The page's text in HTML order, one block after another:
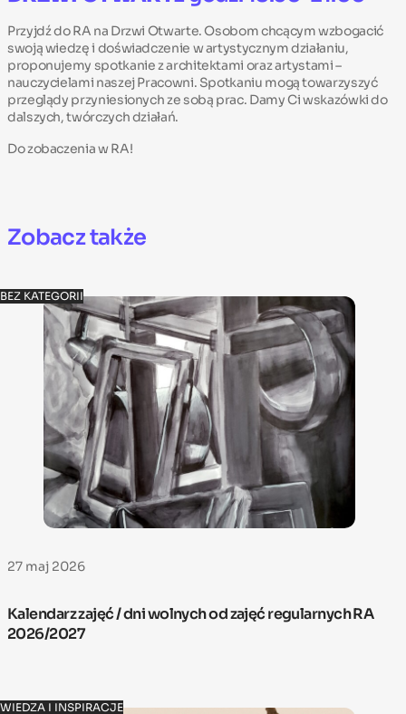
Przyjdź do RA na Drzwi Otwarte. Osobom chcącym wzbogacić
swoją wiedzę i doświadczenie w artystycznym działaniu,
proponujemy spotkanie z architektami oraz artystami –
nauczycielami naszej Pracowni. Spotkaniu mogą towarzyszyć
przeglądy przyniesionych ze sobą prac. Damy Ci wskazówki do
dalszych, twórczych działań.
Do zobaczenia w RA!
Zobacz także
BEZ KATEGORII
27 maj 2026
Kalendarz zajęć / dni wolnych od zajęć regularnych RA
2026/2027
WIEDZA I INSPIRACJE